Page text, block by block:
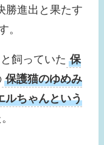
】小芝風花はド
うでの問題シー
題に！
】みちょぱの旦
馴れ初めは？す
勝進出と果たす
。
飼っていた 保
保護猫のゆめみ
ルちゃんという